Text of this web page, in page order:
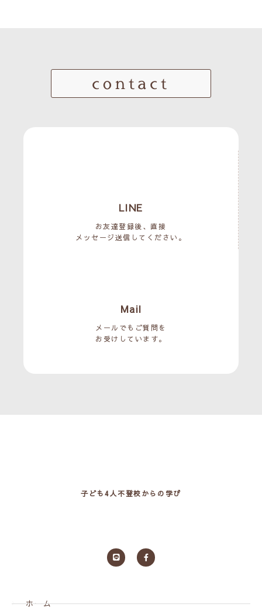
contact
LINE
お友達登録後、直接
メッセージ送信してください。
Mail
メールでもご質問を
お受けしています。
子ども4人不登校からの学び
ホーム